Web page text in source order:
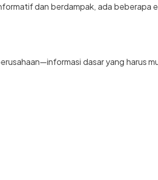
dan berdampak, ada beberapa
dasar yang harus